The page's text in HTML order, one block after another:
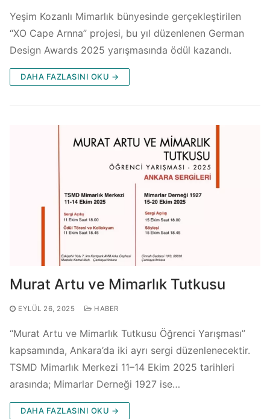
Yeşim Kozanlı Mimarlık bünyesinde gerçekleştirilen
“XO Cape Arnna” projesi, bu yıl düzenlenen German
Design Awards 2025 yarışmasında ödül kazandı.
DAHA FAZLASINI OKU →
Murat Artu ve Mimarlık Tutkusu
EYLÜL 26, 2025 HABER
“Murat Artu ve Mimarlık Tutkusu Öğrenci Yarışması”
kapsamında, Ankara’da iki ayrı sergi düzenlenecektir.
TSMD Mimarlık Merkezi 11–14 Ekim 2025 tarihleri
arasında; Mimarlar Derneği 1927 ise…
DAHA FAZLASINI OKU →